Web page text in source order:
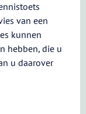
van een
kunnen
hebben, die u
u daarover